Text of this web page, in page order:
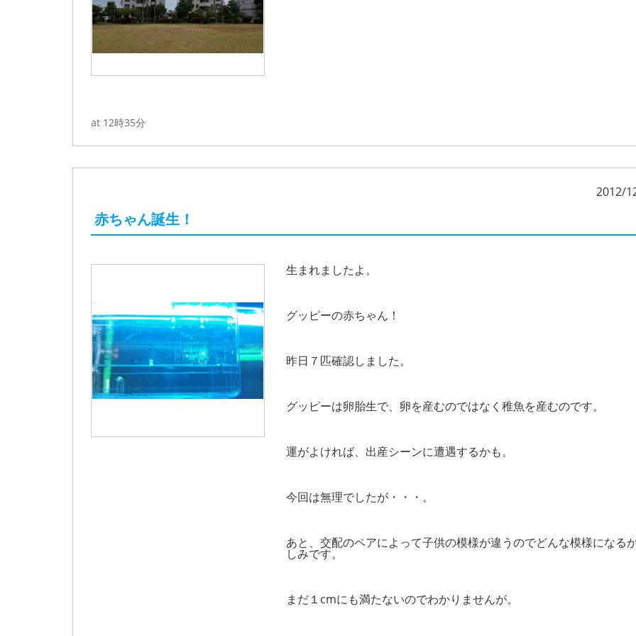
at 12時35分
2012/
赤ちゃん誕生！
生まれましたよ。
グッピーの赤ちゃん！
昨日７匹確認しました。
グッピーは卵胎生で、卵を産むのではなく稚魚を産むのです。
運がよければ、出産シーンに遭遇するかも。
今回は無理でしたが・・・。
あと、交配のペアによって子供の模様が違うのでどんな模様になる
しみです。
まだ１cmにも満たないのでわかりませんが。